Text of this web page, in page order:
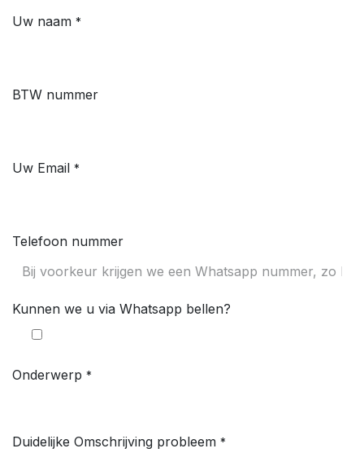
Uw naam *
BTW nummer
Uw Email *
Telefoon nummer
Kunnen we u via Whatsapp bellen?
Onderwerp *
Duidelijke Omschrijving probleem *